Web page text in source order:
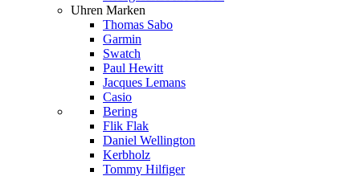
Uhren Marken
Thomas Sabo
Garmin
Swatch
Paul Hewitt
Jacques Lemans
Casio
Bering
Flik Flak
Daniel Wellington
Kerbholz
Tommy Hilfiger